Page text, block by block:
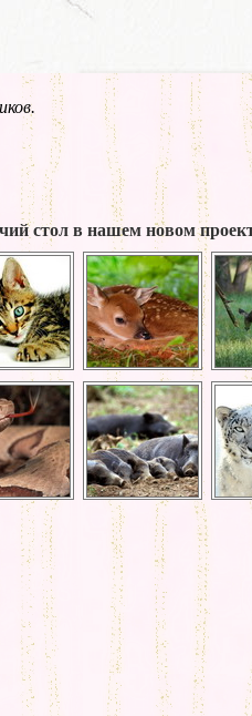
стол в нашем новом